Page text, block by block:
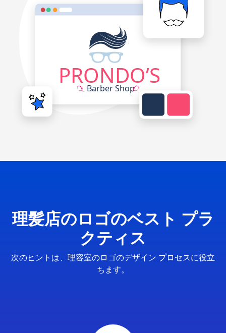
理髪店のロゴのベスト プラ
クティス
次のヒントは、理容室のロゴのデザイン プロセスに役立
ちます。